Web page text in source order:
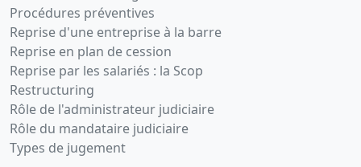
Procédures préventives
Reprise d'une entreprise à la barre
Reprise en plan de cession
Reprise par les salariés : la Scop
Restructuring
Rôle de l'administrateur judiciaire
Rôle du mandataire judiciaire
Types de jugement